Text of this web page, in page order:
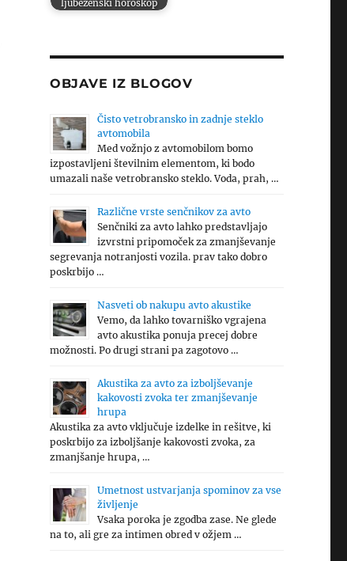
ljubezenski horoskop
OBJAVE IZ BLOGOV
Čisto vetrobransko in zadnje steklo
avtomobila
Med vožnjo z avtomobilom bomo
izpostavljeni številnim elementom, ki bodo
umazali naše vetrobransko steklo. Voda, prah, …
Različne vrste senčnikov za avto
Senčniki za avto lahko predstavljajo
izvrstni pripomoček za zmanjševanje
segrevanja notranjosti vozila. prav tako dobro
poskrbijo …
Nasveti ob nakupu avto akustike
Vemo, da lahko tovarniško vgrajena
avto akustika ponuja precej dobre
možnosti. Po drugi strani pa zagotovo …
Akustika za avto za izboljševanje
kakovosti zvoka ter zmanjševanje
hrupa
Akustika za avto vključuje izdelke in rešitve, ki
poskrbijo za izboljšanje kakovosti zvoka, za
zmanjšanje hrupa, …
Umetnost ustvarjanja spominov za vse
življenje
Vsaka poroka je zgodba zase. Ne glede
na to, ali gre za intimen obred v ožjem …